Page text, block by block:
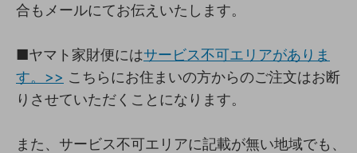
合もメールにてお伝えいたします。
■ヤマト家財便にはサービス不可エリアがありま
す。>> こちらにお住まいの方からのご注文はお断
りさせていただくことになります。
また、サービス不可エリアに記載が無い地域でも、